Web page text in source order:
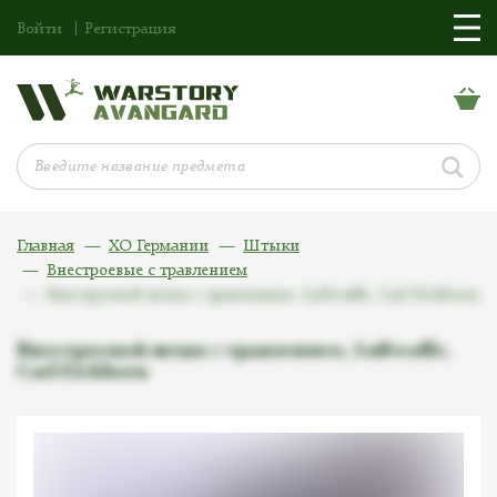
Войти Регистрация
Главная ХО Германии
Штыки
Внестроевые с травлением
Внестроевой штык с травлением, Luftwaffe,
Carl Eickhorn